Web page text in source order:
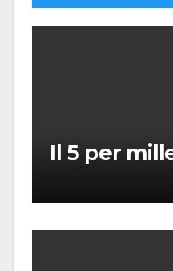
Il 5 per